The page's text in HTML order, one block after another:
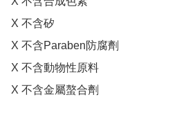
X 不含矽
X 不含Paraben防腐劑
X 不含動物性原料
X 不含金屬螯合劑